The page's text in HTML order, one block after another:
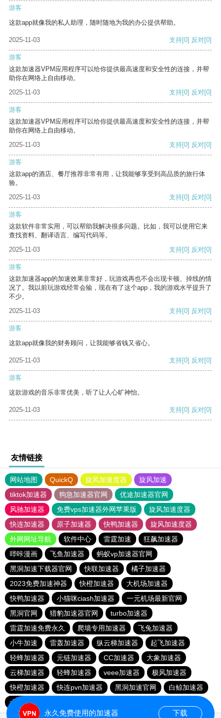
游客
这款app就像我的私人助理，随时随地为我的办公提供帮助。
2025-11-03 支持[0] 反对[0]
游客
这款加速器VPM应用程序可以给你提供最高速度和安全性的连接，并帮
助你在网络上自由移动。
2025-11-03
支持[0] 反对[0]
游客
这款加速器VPM应用程序可以给你提供最高速度和安全性的连接，并帮
助你在网络上自由移动。
2025-11-03
支持[0] 反对[0]
游客
这款app的酒店、餐厅推荐非常有用，让我能够享受到高品质的旅行体
验。
2025-11-03
支持[0] 反对[0]
游客
这款软件非常实用，可以帮助我解决很多问题。比如，我可以使用它来
查找资料、翻译语言、编写代码等。
2025-11-03
支持[0] 反对[0]
游客
这款加速器app的加速效果非常好，玩游戏再也不会出现卡顿、掉线的情
况了。我以前玩游戏经常会输，现在有了这个app，我的游戏水平提升了
不少。
2025-11-03
支持[0] 反对[0]
游客
这款app就像我的财务顾问，让我能够省钱又省心。
2025-11-03 支持[0] 反对[0]
游客
这款游戏的音乐非常优美，听了让人心旷神怡。
2025-11-03 支持[0] 反对[0]
友情链接
网站地图 QuickQ 旋风加速度器
旋风加速
tiktok加速器
狗急加速器官网
优途加速器官网
风驰加速器
免费vps加速器外网苹果版
旋风加速度器
快连加速器
原子加速器 快鸭加速器
旋风加速度器
外网网址导航
软件中心 雷霆加速
狂飙加速器
哔咔漫画
飞鱼加速器
蚂蚁vp加速器官网
黑洞加速下载器官网
快联加速器
橘子加速器
2023免费加速神器
快橙加速器
大机场加速器
快鸭加速器
小猫咪ciash加速器
一元机场最新官网
黑洞官网
猎豹加速器官网
turbo加速器
雷霆加速免费永久
爬墙专用加速器
飞兔加速器
小牛加速
雷轰加速器 纵云梯加速器
起飞加速器
轻蜂加速器
元链加速器 CC加速器
大象加速器
云梯加速器
轻蜂加速器 veee加速器
极风加速器
快橙加速器
快连pvn加速器 黑洞加速官网
白鲸加速器
十大免费网络加速神器
永久免费使用的加速器 下载